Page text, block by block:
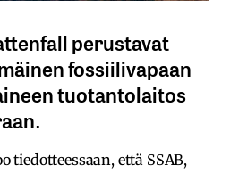
perustavat
fossiilivapaan
tuotantolaitos
tiedotteessaan, että SSAB,